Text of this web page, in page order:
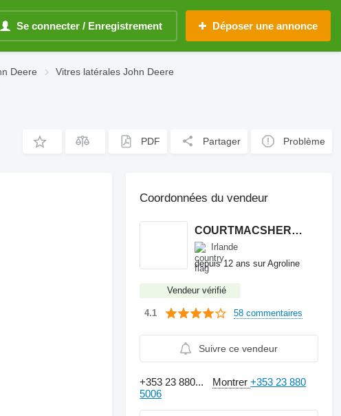
Se connecter / Enregistrement Déposer une annonce
Deere
Vitres latérales John Deere
PDF Partager Problème
Coordonnées du vendeur
COURTMACSHERRY MACHINERY LTD
Irlande
depuis 12 ans sur Agroline
Vendeur vérifié
4.1 58 commentaires
Suivre ce vendeur
+353 23 880... Montrer+353 23 880
5006